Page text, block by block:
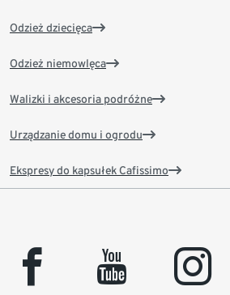
Odzież dziecięca
Odzież niemowlęca
Walizki i akcesoria podróżne
Urządzanie domu i ogrodu
Ekspresy do kapsułek Cafissimo
facebook youtube instagram